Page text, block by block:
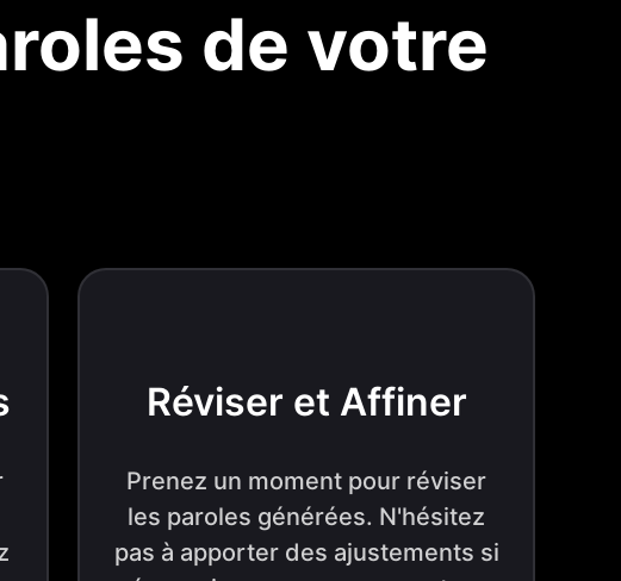
de votre
Réviser et Affiner
Prenez un moment pour réviser
les paroles générées. N'hésitez
pas à apporter des ajustements si